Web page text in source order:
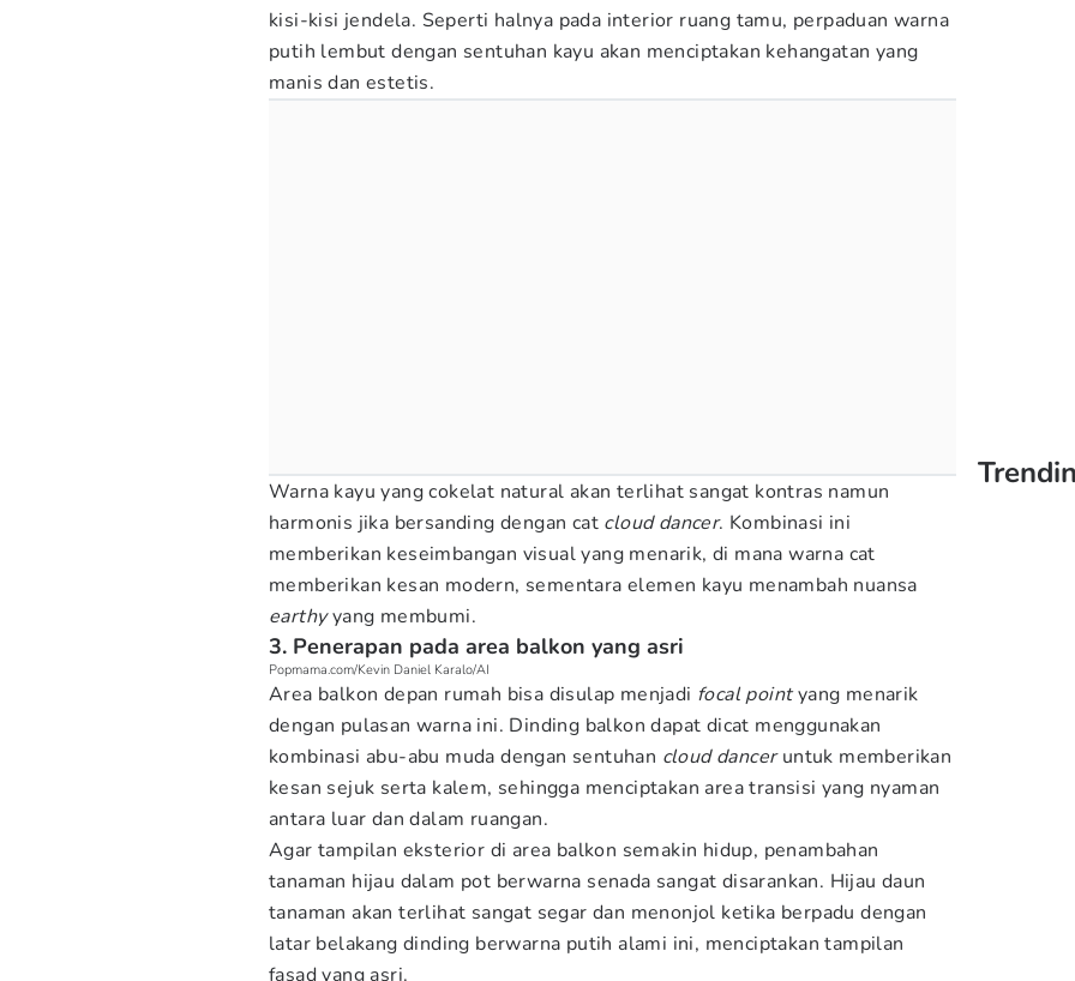
kisi-kisi jendela. Seperti halnya pada interior ruang tamu, perpaduan warna
putih lembut dengan sentuhan kayu akan menciptakan kehangatan yang
manis dan estetis.
Warna kayu yang cokelat natural akan terlihat sangat kontras namun
harmonis jika bersanding dengan cat cloud dancer. Kombinasi ini
memberikan keseimbangan visual yang menarik, di mana warna cat
memberikan kesan modern, sementara elemen kayu menambah nuansa
earthyyang membumi.
3. Penerapan pada area balkon yang asri
Popmama.com/Kevin Daniel Karalo/AI
Area balkon depan rumah bisa disulap menjadi focal pointyang menarik
dengan pulasan warna ini. Dinding balkon dapat dicat menggunakan
kombinasi abu-abu muda dengan sentuhan cloud danceruntuk memberikan
kesan sejuk serta kalem, sehingga menciptakan area transisi yang nyaman
antara luar dan dalam ruangan.
Agar tampilan eksterior di area balkon semakin hidup, penambahan
tanaman hijau dalam pot berwarna senada sangat disarankan. Hijau daun
tanaman akan terlihat sangat segar dan menonjol ketika berpadu dengan
latar belakang dinding berwarna putih alami ini, menciptakan tampilan
fasad yang asri.